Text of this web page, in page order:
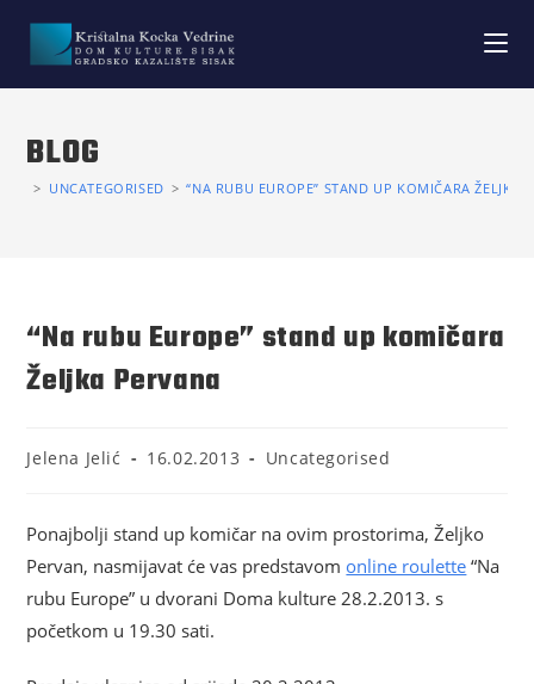
BLOG
> UNCATEGORISED > “NA RUBU EUROPE” STAND UP KOMIČARA ŽELJKA
“Na rubu Europe” stand up komičara
Željka Pervana
Jelena Jelić 16.02.2013 Uncategorised
Ponajbolji stand up komičar na ovim prostorima, Željko
Pervan, nasmijavat će vas predstavom online roulette “Na
rubu Europe” u dvorani Doma kulture 28.2.2013. s
početkom u 19.30 sati.